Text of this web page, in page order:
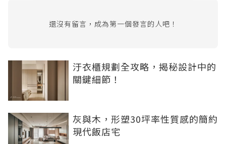
還沒有留言，成為第一個發言的人吧！
汙衣櫃規劃全攻略，揭秘設計中的
關鍵細節！
灰與木，形塑30坪率性質感的簡約
現代飯店宅